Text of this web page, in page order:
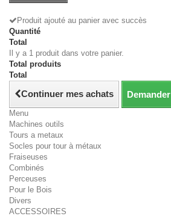
Produit ajouté au panier avec succès
Quantité
Total
Il y a 1 produit dans votre panier.
Total produits
Total
Continuer mes achats Demander
Menu
Machines outils
Tours a metaux
Socles pour tour à métaux
Fraiseuses
Combinés
Perceuses
Pour le Bois
Divers
ACCESSOIRES